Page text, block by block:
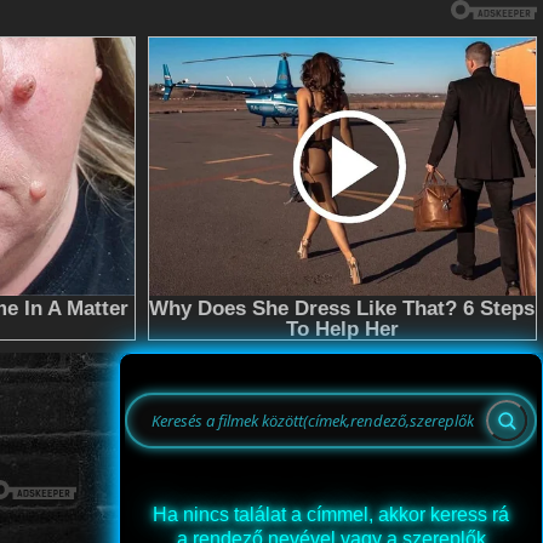
Ha nincs találat a címmel, akkor keress rá
a rendező nevével vagy a szereplők